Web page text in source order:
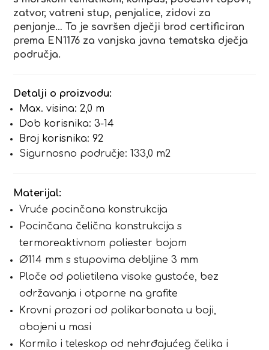
zatvor, vatreni stup, penjalice, zidovi za
penjanje… To je savršen dječji brod certificiran
prema EN1176 za vanjska javna tematska dječja
područja.
Detalji o proizvodu:
Max. visina: 2,0 m
Dob korisnika: 3-14
Broj korisnika: 92
Sigurnosno područje: 133,0 m2
Materijal:
Vruće pocinčana konstrukcija
Pocinčana čelična konstrukcija s
termoreaktivnom poliester bojom
Ø114 mm s stupovima debljine 3 mm
Ploče od polietilena visoke gustoće, bez
održavanja i otporne na grafite
Krovni prozori od polikarbonata u boji,
obojeni u masi
Kormilo i teleskop od nehrđajućeg čelika i